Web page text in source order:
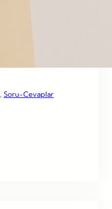
Soru-Cevaplar